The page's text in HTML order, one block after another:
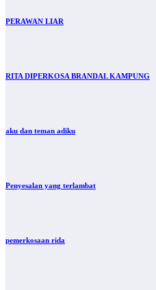
PERAWAN LIAR
RITA DIPERKOSA BRANDAL KAMPUNG
aku dan teman adiku
Penyesalan yang terlambat
pemerkosaan rida